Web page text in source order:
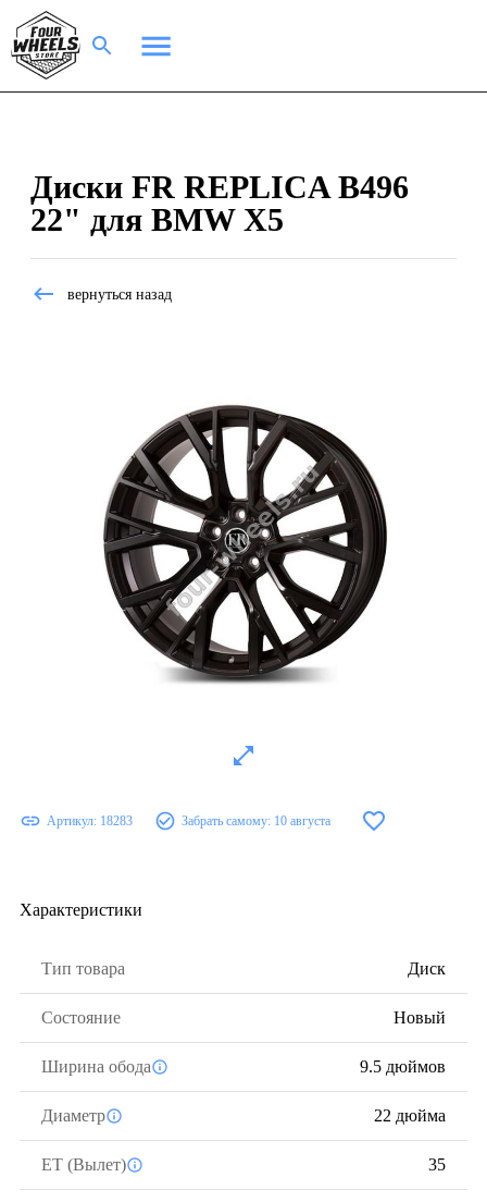
Диски FR REPLICA B496
22" для BMW X5
вернуться назад
Артикул: 18283 Забрать самому: 10 августа
Характеристики
Тип товара Диск
Состояние Новый
Ширина обода 9.5 дюймов
Диаметр 22 дюйма
ЕТ (Вылет) 35